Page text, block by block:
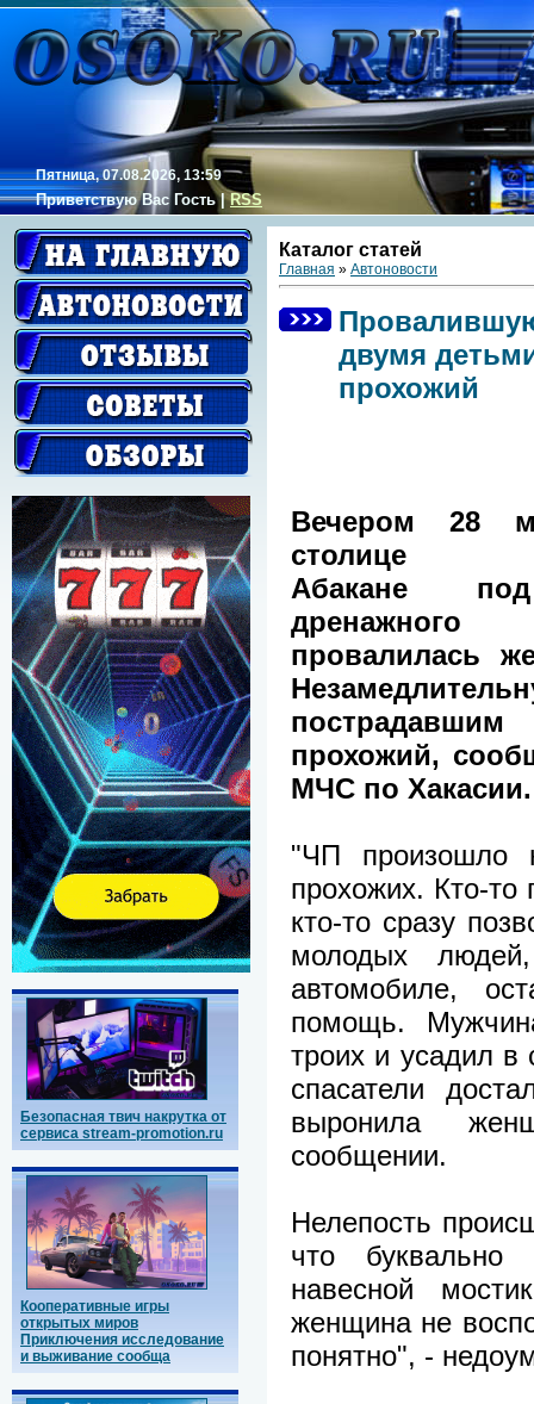
Пятница, 07.08.2026, 13:59
Приветствую Вас Гость|RSS
Безопасная твич накрутка от
сервиса stream-promotion.ru
Кооперативные игры
открытых миров
Приключения исследование
и выживание сообща
Каталог статей
Главная » Автоновости
двумя
прохожий
Вечером 28
столице
Абакане
дренажного
провалилась
прохожий,
МЧС по Хакасии.
"ЧП произошло
прохожих. Кто-то
кто-то сразу
молодых
автомобиле,
помощь.
троих и усадил
спасатели
выронила
сообщении.
Нелепость
что
навесной
женщина не
понятно", -